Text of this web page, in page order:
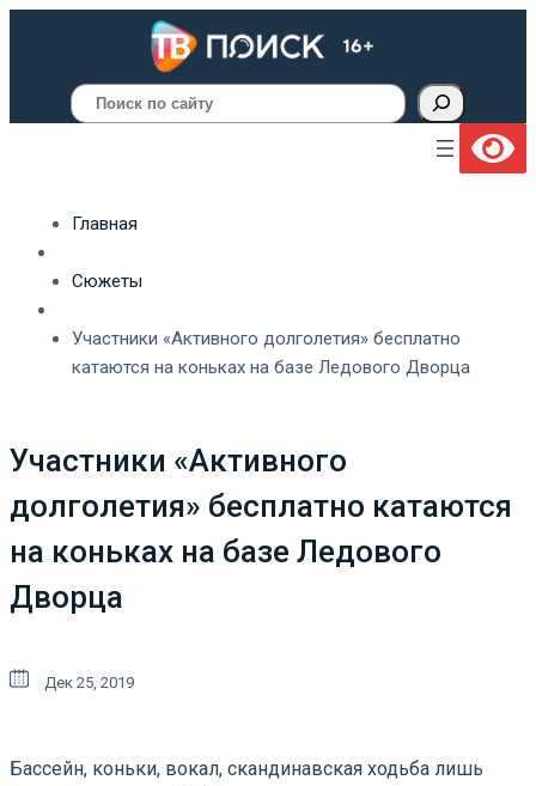
Поиск
Главная
Сюжеты
Участники «Активного долголетия» бесплатно
катаются на коньках на базе Ледового Дворца
Участники «Активного
долголетия» бесплатно катаются
на коньках на базе Ледового
Дворца
Дек 25, 2019
Бассейн, коньки, вокал, скандинавская ходьба лишь